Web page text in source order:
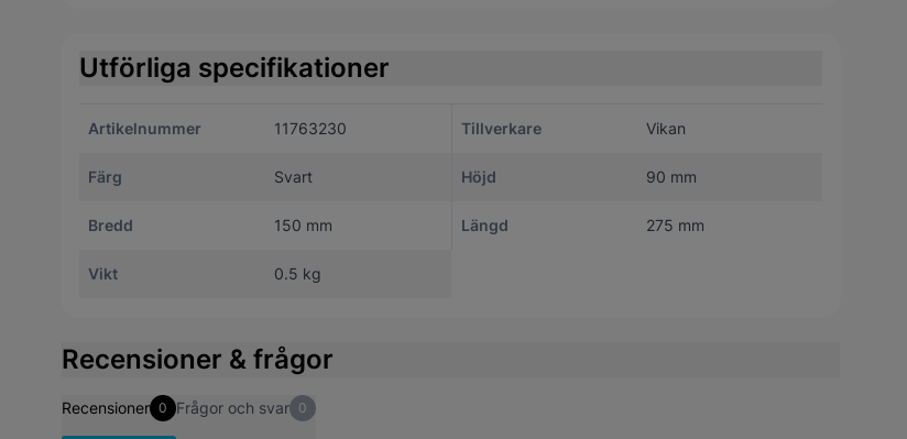
Utförliga specifikationer
Artikelnummer 11763230 Tillverkare Vikan
Färg Svart Höjd 90 mm
Bredd 150 mm Längd 275 mm
Vikt 0.5 kg
Recensioner & frågor
Recensioner 0 Frågor och svar 0